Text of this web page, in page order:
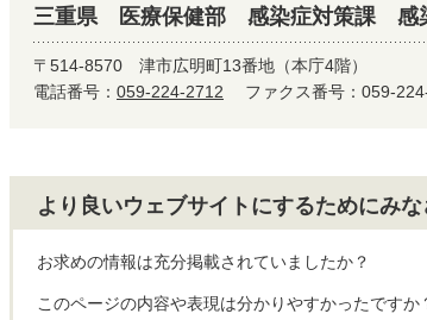
三重県 医療保健部 感染症対策課 感
〒514-8570 津市広明町13番地（本庁4階）
電話番号： 059-224-2712 ファクス番号：059-
より良いウェブサイトにするためにみ
お求めの情報は充分掲載されていましたか？
このページの内容や表現は分かりやすかったですか